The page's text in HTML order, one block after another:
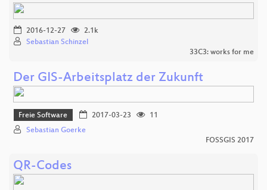
2016-12-27
2.1k
Sebastian Schinzel
33C3: works for me
Der GIS-Arbeitsplatz der Zukunft
Freie Software 2017-03-23
11
Sebastian Goerke
FOSSGIS 2017
QR-Codes